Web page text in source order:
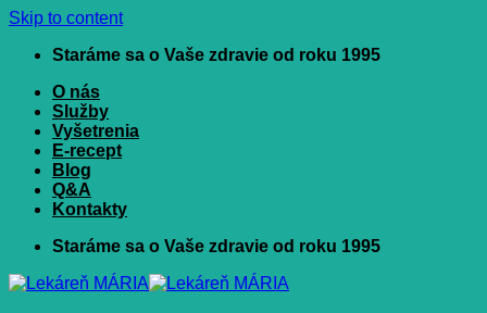
Skip to content
Staráme sa o Vaše zdravie od roku 1995
O nás
Služby
Vyšetrenia
E-recept
Blog
Q&A
Kontakty
Staráme sa o Vaše zdravie od roku 1995